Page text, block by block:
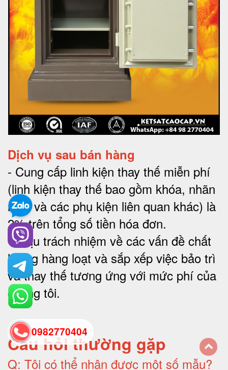
Dịch vụ sau bán hàng
- Cung cấp linh kiện thay thế miễn phí
(linh kiện thay thế bao gồm khóa, nhãn
mác và các phụ kiện liên quan khác) là
2% trên tổng số tiền hóa đơn.
-Chịu trách nhiệm về các vấn đề chất
lượng hàng loạt và sắp xếp việc bảo trì
và thay thế tương ứng với mức phí của
chúng tôi.
Câu hỏi thường gặp
Q: Tôi có thể nhận được một số mẫu?
0982770404
back